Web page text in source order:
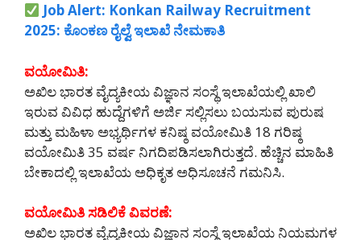
Job Alert: Konkan Railway Recruitment
2025: ಕೊಂಕಣ ರೈಲ್ವೆ ಇಲಾಖೆ ನೇಮಕಾತಿ
ವಯೋಮಿತಿ:
ಅಖಿಲ ಭಾರತ ವೈದ್ಯಕೀಯ ವಿಜ್ಞಾನ ಸಂಸ್ಥೆ ಇಲಾಖೆಯಲ್ಲಿ ಖಾಲಿ
ಇರುವ ವಿವಿಧ ಹುದ್ದೆಗಳಿಗೆ ಅರ್ಜಿ ಸಲ್ಲಿಸಲು ಬಯಸುವ ಪುರುಷ
ಮತ್ತು ಮಹಿಳಾ ಅಭ್ಯರ್ಥಿಗಳ ಕನಿಷ್ಠ ವಯೋಮಿತಿ 18 ಗರಿಷ್ಠ
ವಯೋಮಿತಿ 35 ವರ್ಷ ನಿಗದಿಪಡಿಸಲಾಗಿರುತ್ತದೆ. ಹೆಚ್ಚಿನ ಮಾಹಿತಿ
ಬೇಕಾದಲ್ಲಿ ಇಲಾಖೆಯ ಅಧಿಕೃತ ಅಧಿಸೂಚನೆ ಗಮನಿಸಿ.
ವಯೋಮಿತಿ ಸಡಿಲಿಕೆ ವಿವರಣೆ:
ಅಖಿಲ ಭಾರತ ವೈದ್ಯಕೀಯ ವಿಜ್ಞಾನ ಸಂಸ್ಥೆ ಇಲಾಖೆಯ ನಿಯಮಗಳ